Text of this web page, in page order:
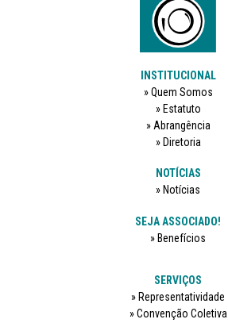
INSTITUCIONAL
Quem Somos
Estatuto
Abrangência
Diretoria
NOTÍCIAS
Notícias
SEJA ASSOCIADO!
Benefícios
SERVIÇOS
Representatividade
Convenção Coletiva